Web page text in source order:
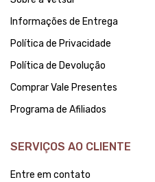
Informações de Entrega
Política de Privacidade
Política de Devolução
Comprar Vale Presentes
Programa de Afiliados
SERVIÇOS AO CLIENTE
Entre em contato